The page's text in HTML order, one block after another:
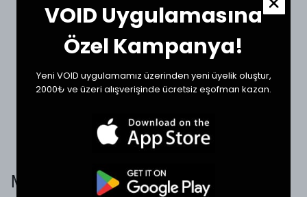
BEDEN VE UYUMLULUK
Tekstil ürünlerinde beden seçimi modellere göre
değişkenlik gösterebilir. En doğru seçim için
karşılaştırabilirsiniz.
* Ölçülerde +1/-1 cm farklılık olabilir.
Müşteri Yorumları
VOID Uygulamasına
Özel Kampanya!
Yeni VOID uygulamamız üzerinden yeni üyelik oluştur,
2000₺ ve üzeri alışverişinde ücretsiz eşofman kazan.